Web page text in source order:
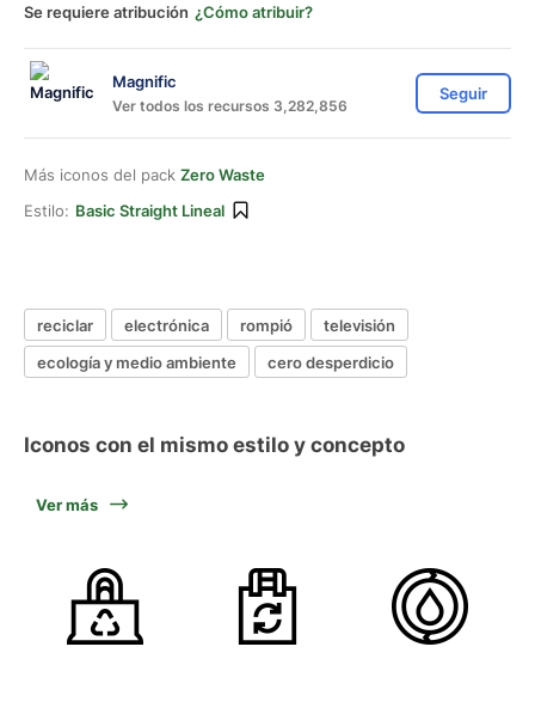
Se requiere atribución ¿Cómo atribuir?
Magnific
Ver todos los recursos 3,282,856
Seguir
Más iconos del pack Zero Waste
Estilo: Basic Straight Lineal
reciclar electrónica rompió
televisión
ecología y medio ambiente
cero desperdicio
Iconos con el mismo estilo y concepto
Ver más